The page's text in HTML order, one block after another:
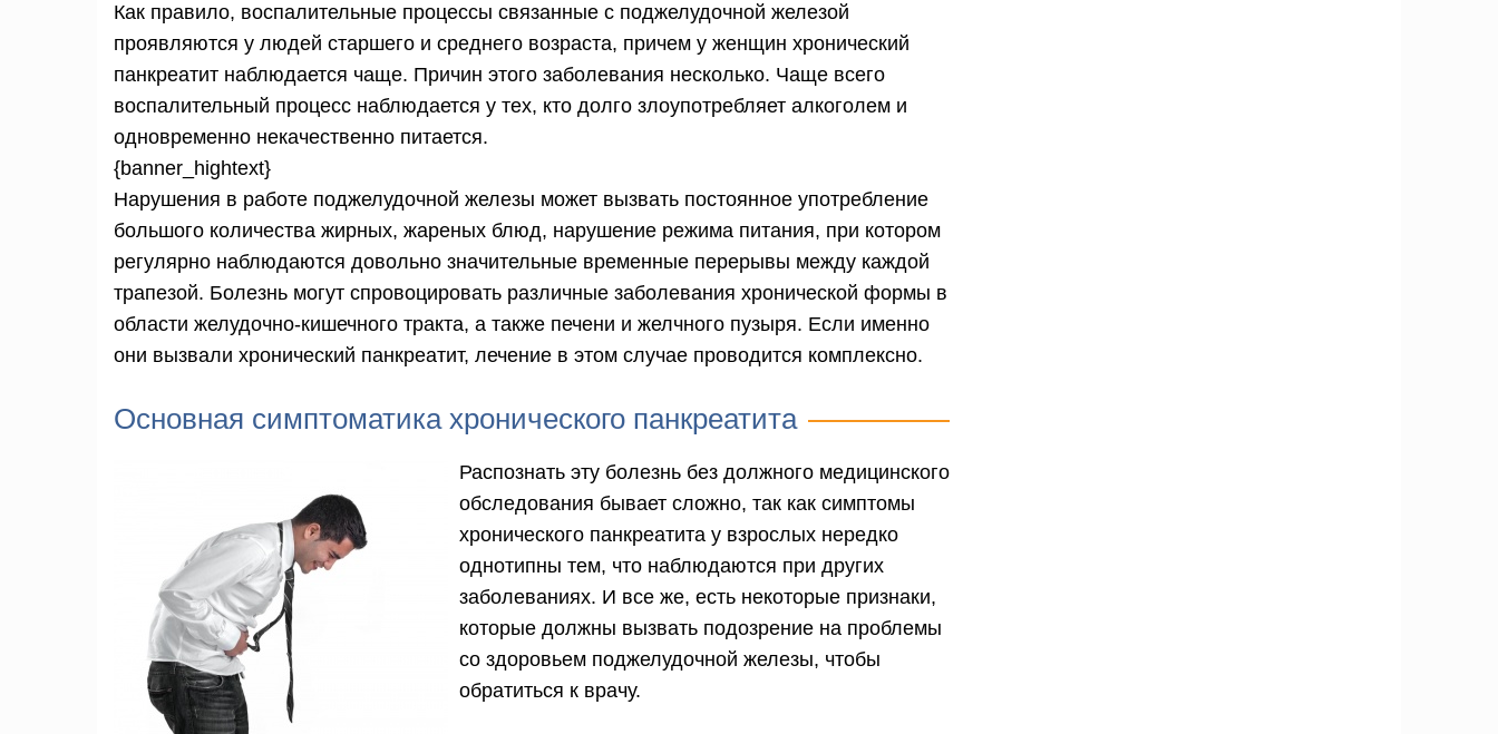
Как правило, воспалительные процессы связанные с поджелудочной железой
проявляются у людей старшего и среднего возраста, причем у женщин хронический
панкреатит наблюдается чаще. Причин этого заболевания несколько. Чаще всего
воспалительный процесс наблюдается у тех, кто долго злоупотребляет алкоголем и
одновременно некачественно питается.
{banner_hightext}
Нарушения в работе поджелудочной железы может вызвать постоянное употребление
большого количества жирных, жареных блюд, нарушение режима питания, при котором
регулярно наблюдаются довольно значительные временные перерывы между каждой
трапезой. Болезнь могут спровоцировать различные заболевания хронической формы в
области желудочно-кишечного тракта, а также печени и желчного пузыря. Если именно
они вызвали хронический панкреатит, лечение в этом случае проводится комплексно.
Основная симптоматика хронического панкреатита
Распознать эту болезнь без должного медицинского
обследования бывает сложно, так как симптомы
хронического панкреатита у взрослых нередко
однотипны тем, что наблюдаются при других
заболеваниях. И все же, есть некоторые признаки,
которые должны вызвать подозрение на проблемы
со здоровьем поджелудочной железы, чтобы
обратиться к врачу.